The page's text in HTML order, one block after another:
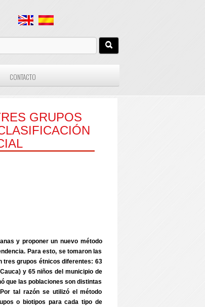
CONTACTO
GRUPOS
y proponer un nuevo método
Para esto, se tomaron las
tres grupos étnicos diferentes: 63
y 65 niños del municipio de
que las poblaciones son distintas
tal razón se utilizó el método
o biotipos para cada tipo de